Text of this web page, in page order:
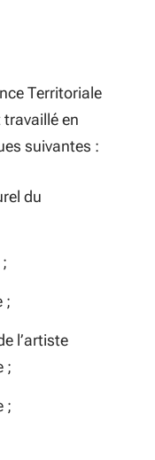
Territoriale
en
suivantes :
du
;
l’artiste
;
;